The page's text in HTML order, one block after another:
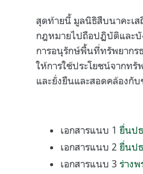
สุดท้ายนี้ มูลนิธิสืบนาคะเส
กฎหมายไปถือปฏิบัติและบั
การอนุรักษ์พื้นที่ทรัพยากร
ให้การใช้ประโยชน์จากท
และยั่งยืนและสอดคล้องกั
เอกสารแนบ 1 ยื่นป
เอกสารแนบ 2 ยื่นป
เอกสารแนบ 3 ร่าง